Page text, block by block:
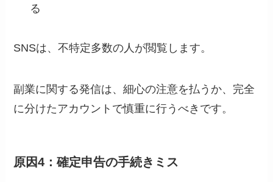
る
SNSは、不特定多数の人が閲覧します。
副業に関する発信は、細心の注意を払うか、完全
に分けたアカウントで慎重に行うべきです。
原因4：確定申告の手続きミス